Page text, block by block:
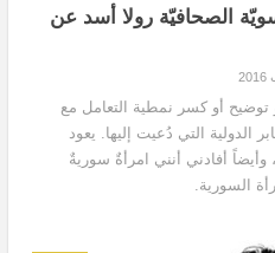
الصحافيّة رولا أسد عن
أو كسر نمطية التعامل مع
الدولية التي دُعيت إليها. يعود
أفادني أنني امرأةٌ سوريةٌ
السورية.